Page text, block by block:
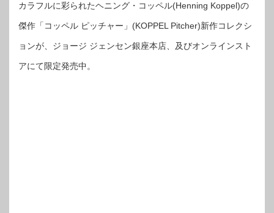
カラフルに彩られたヘニング・コッペル(Henning Koppel)の
傑作「コッペル ピッチャー」(KOPPEL Pitcher)新作コレクシ
ョンが、ジョージ ジェンセン銀座本店、及びオンラインスト
アにて限定発売中。